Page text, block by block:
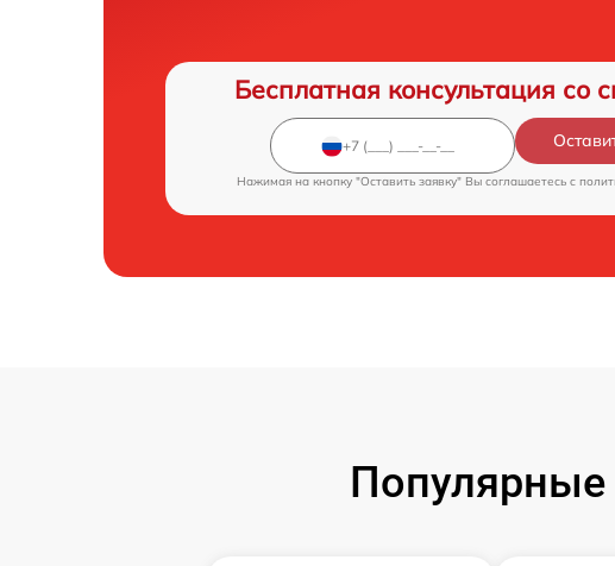
Бесплатная консультация со
Нажимая на кнопку "Оставить заявку" Вы соглашаетесь c
Популярные